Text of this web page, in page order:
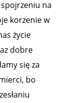
na
korzenie w
życie
dobre
się za
bo